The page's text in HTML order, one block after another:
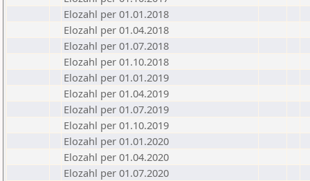
Elozahl per 01.01.2018
Elozahl per 01.04.2018
Elozahl per 01.07.2018
Elozahl per 01.10.2018
Elozahl per 01.01.2019
Elozahl per 01.04.2019
Elozahl per 01.07.2019
Elozahl per 01.10.2019
Elozahl per 01.01.2020
Elozahl per 01.04.2020
Elozahl per 01.07.2020